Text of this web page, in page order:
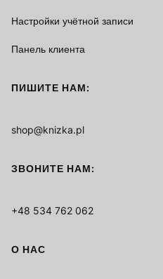
Настройки учётной записи
Панель клиента
ПИШИТЕ НАМ:
shop@knizka.pl
ЗВОНИТЕ НАМ:
+48 534 762 062
О НАС